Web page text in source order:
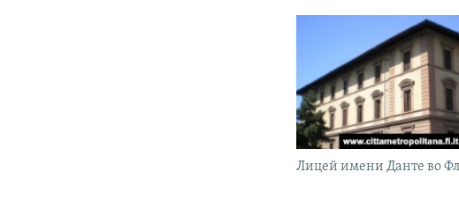
Лицей имени Данте во